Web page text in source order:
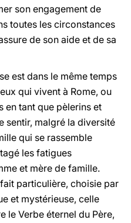
son engagement de
toutes les circonstances
de son aide et de sa
est dans le même temps
qui vivent à Rome, ou
en tant que pèlerins et
sentir, malgré la diversité
qui se rassemble
les fatigues
et mère de famille.
particulière, choisie par
et mystérieuse, celle
le Verbe éternel du Père,